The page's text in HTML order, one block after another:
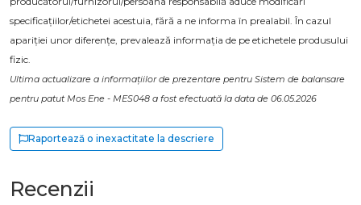
specificațiilor/etichetei acestuia, fără a ne informa în prealabil. În cazul
apariției unor diferențe, prevalează informația de pe etichetele produsului
fizic.
Ultima actualizare a informațiilor de prezentare pentru Sistem de balansare
pentru patut Mos Ene - MES048 a fost efectuată la data de 06.05.2026
Raportează o inexactitate la descriere
Recenzii